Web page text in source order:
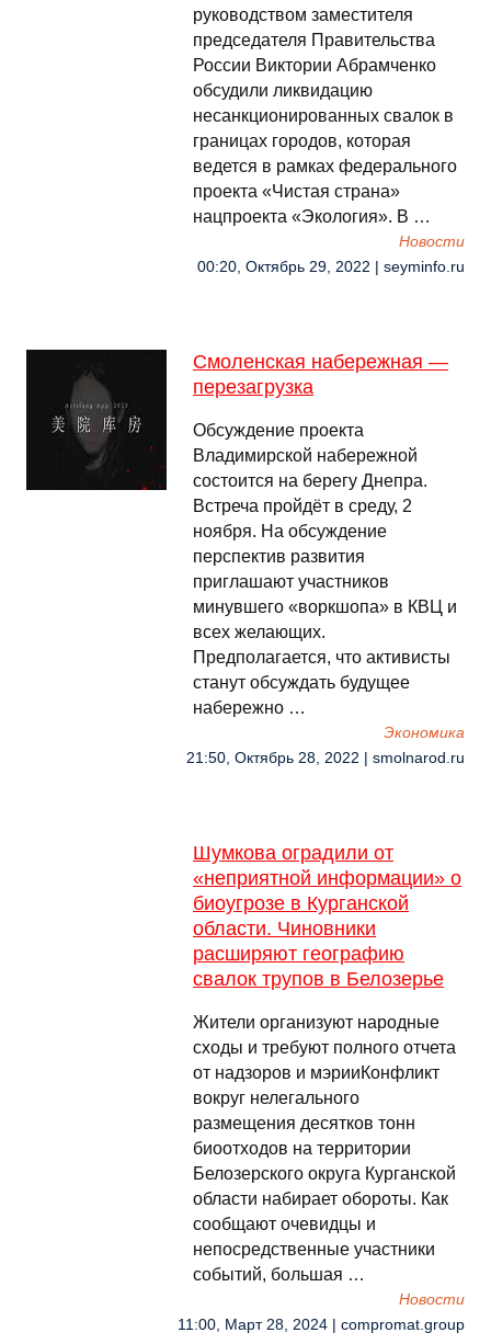
руководством заместителя
председателя Правительства
России Виктории Абрамченко
обсудили ликвидацию
несанкционированных свалок в
границах городов, которая
ведется в рамках федерального
проекта «Чистая страна»
нацпроекта «Экология». В …
Новости
00:20, Октябрь 29, 2022 | seyminfo.ru
Смоленская набережная —
перезагрузка
Обсуждение проекта
Владимирской набережной
состоится на берегу Днепра.
Встреча пройдёт в среду, 2
ноября. На обсуждение
перспектив развития
приглашают участников
минувшего «воркшопа» в КВЦ и
всех желающих.
Предполагается, что активисты
станут обсуждать будущее
набережно …
Экономика
21:50, Октябрь 28, 2022 | smolnarod.ru
Шумкова оградили от
«неприятной информации» о
биоугрозе в Курганской
области. Чиновники
расширяют географию
свалок трупов в Белозерье
Жители организуют народные
сходы и требуют полного отчета
от надзоров и мэрииКонфликт
вокруг нелегального
размещения десятков тонн
биоотходов на территории
Белозерского округа Курганской
области набирает обороты. Как
сообщают очевидцы и
непосредственные участники
событий, большая …
Новости
11:00, Март 28, 2024 | compromat.group